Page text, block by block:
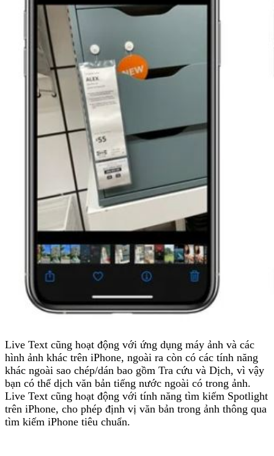
Live Text cũng hoạt động với ứng dụng máy ảnh và các
hình ảnh khác trên ‌iPhone‌, ngoài ra còn có các tính năng
khác ngoài sao chép/dán bao gồm Tra cứu và Dịch, vì vậy
bạn có thể dịch văn bản tiếng nước ngoài có trong ảnh.
Live Text cũng hoạt động với tính năng tìm kiếm Spotlight
trên ‌iPhone‌, cho phép định vị văn bản trong ảnh thông qua
tìm kiếm ‌iPhone‌ tiêu chuẩn.